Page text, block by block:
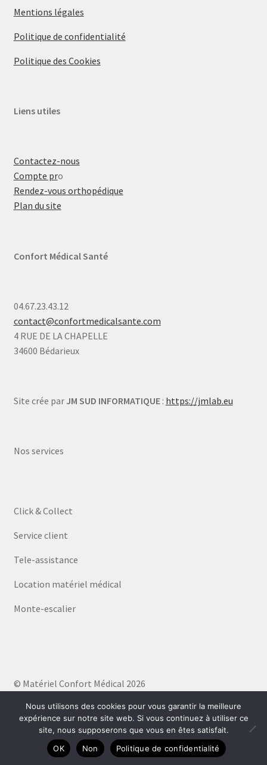
Mentions légales
Politique de confidentialité
Politique des Cookies
Liens utiles
Contactez-nous
Compte pro
Rendez-vous orthopédique
Plan du site
Confort Médical Santé
04.67.23.43.12
contact@confortmedicalsante.com
4 RUE DE LA CHAPELLE
34600 Bédarieux
Site crée par JM SUD INFORMATIQUE: https://jmlab.eu
Nos services
Click & Collect
Service client
Tele-assistance
Location matériel médical
Monte-escalier
© Matériel Confort Médical 2026
Nous utilisons des cookies pour vous garantir la meilleure
expérience sur notre site web. Si vous continuez à utiliser ce
site, nous supposerons que vous en êtes satisfait.
OK
Non Politique de confidentialité